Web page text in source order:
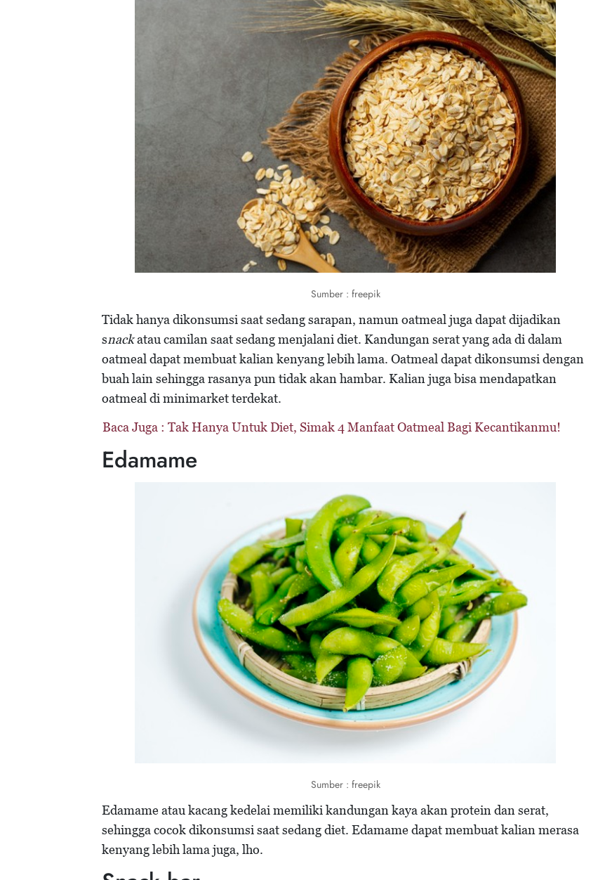
Sumber : freepik
Tidak hanya dikonsumsi saat sedang sarapan, namun oatmeal juga dapat dijadikan
snackatau camilan saat sedang menjalani diet. Kandungan serat yang ada di dalam
oatmeal dapat membuat kalian kenyang lebih lama. Oatmeal dapat dikonsumsi dengan
buah lain sehingga rasanya pun tidak akan hambar. Kalian juga bisa mendapatkan
oatmeal di minimarket terdekat.
Baca Juga : Tak Hanya Untuk Diet, Simak 4 Manfaat Oatmeal Bagi Kecantikanmu!
Edamame
Sumber : freepik
Edamame atau kacang kedelai memiliki kandungan kaya akan protein dan serat,
sehingga cocok dikonsumsi saat sedang diet. Edamame dapat membuat kalian merasa
kenyang lebih lama juga, lho.